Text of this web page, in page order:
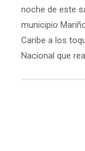
noche de este
municipio
Caribe a los
Nacional que